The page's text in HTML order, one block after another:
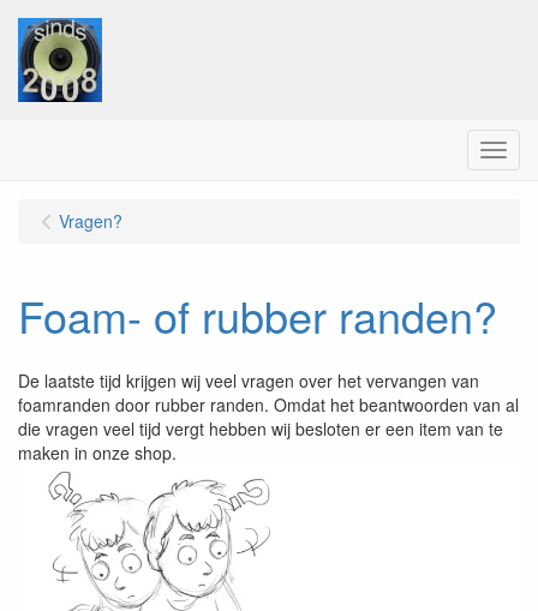
Menu
Vragen?
Foam- of rubber randen?
De laatste tijd krijgen wij veel vragen over het vervangen van
foamranden door rubber randen. Omdat het beantwoorden van al
die vragen veel tijd vergt hebben wij besloten er een item van te
maken in onze shop.